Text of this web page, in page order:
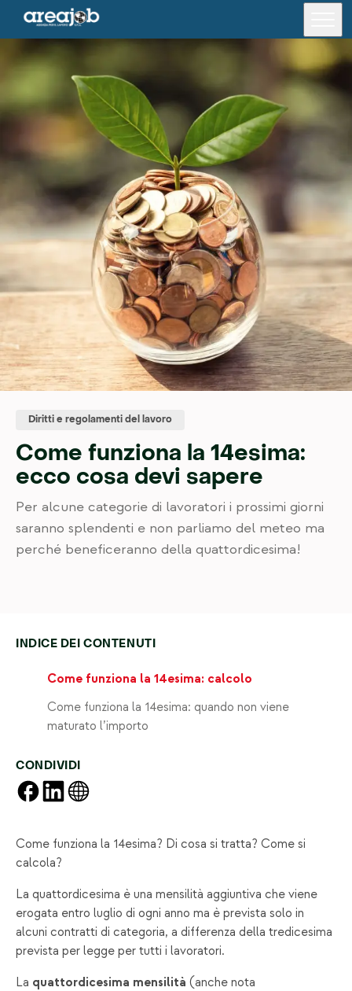
Offerte di lavoro
Per i candidati
Per le aziende
Lavora con noi
Area riservata
Chi siamo
Trova una filiale
Blog
Contatti
Iscriviti
Diritti e regolamenti del lavoro
Come funziona la 14esima:
ecco cosa devi sapere
Per alcune categorie di lavoratori i prossimi giorni
saranno splendenti e non parliamo del meteo ma
perché beneficeranno della quattordicesima!
INDICE DEI CONTENUTI
Come funziona la 14esima: calcolo
Come funziona la 14esima: quando non viene
maturato l’importo
CONDIVIDI
Come funziona la 14esima? Di cosa si tratta? Come si
calcola?
La quattordicesima è una mensilità aggiuntiva che viene
erogata entro luglio di ogni anno ma è prevista solo in
alcuni contratti di categoria, a differenza della tredicesima
prevista per legge per tutti i lavoratori.
La quattordicesima mensilità (anche nota